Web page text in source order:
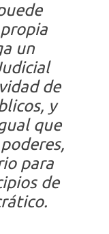
un
de
y
que
para
de